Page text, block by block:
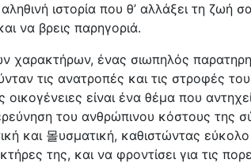
ιστορία που θ’ αλλάξει τη ζωή
να βρεις παρηγοριά.
χαρακτήρων, ένας σιωπηλός
τις ανατροπές και τις στροφές
είναι ένα θέμα που
του ανθρώπινου κόστους της
και 몰υσματική, καθιστώντας
της, και να φροντίσει για τις